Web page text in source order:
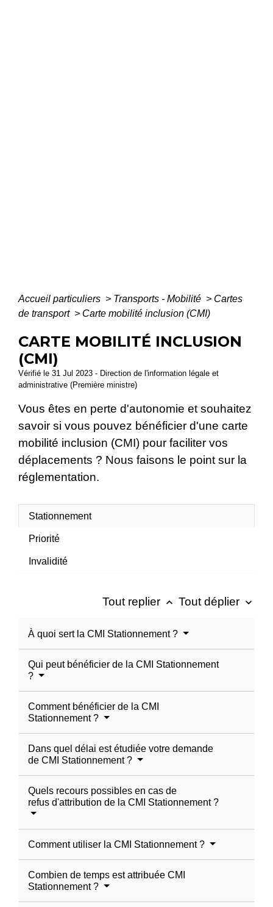
Accueil particuliers > Transports - Mobilité > Cartes
de transport > Carte mobilité inclusion (CMI)
CARTE MOBILITÉ INCLUSION
(CMI)
Vérifié le 31 Jul 2023 - Direction de l'information légale et
administrative (Première ministre)
Vous êtes en perte d'autonomie et souhaitez
savoir si vous pouvez bénéficier d'une carte
mobilité inclusion (CMI) pour faciliter vos
déplacements ? Nous faisons le point sur la
réglementation.
Stationnement
Priorité
Invalidité
Tout replier keyboard_arrow_up Tout déplier keyboard_arrow_down
À quoi sert la CMI Stationnement ?
Qui peut bénéficier de la CMI Stationnement
?
Comment bénéficier de la CMI
Stationnement ?
Dans quel délai est étudiée votre demande
de CMI Stationnement ?
Quels recours possibles en cas de
refus d'attribution de la CMI Stationnement ?
Comment utiliser la CMI Stationnement ?
Combien de temps est attribuée CMI
Stationnement ?